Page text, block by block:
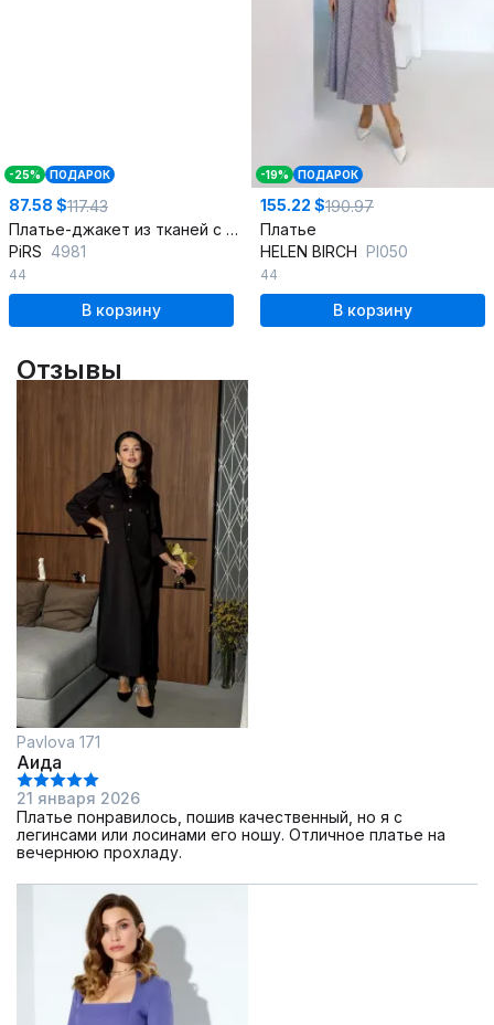
-25% ПОДАРОК
87.58 $117.43
Платье-джакет из тканей с пиджачным воротником
PiRS 4981
44
В корзину
-19% ПОДАРОК
155.22 $190.97
Платье
HELEN BIRCH Pl050
44
В корзину
Отзывы
Pavlova 171
Аида
21 января 2026
Платье понравилось, пошив качественный, но я с
легинсами или лосинами его ношу. Отличное платье на
вечернюю прохладу.